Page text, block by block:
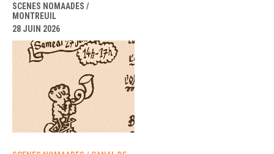
SCENES NOMAADES /
MONTREUIL
28 JUIN 2026